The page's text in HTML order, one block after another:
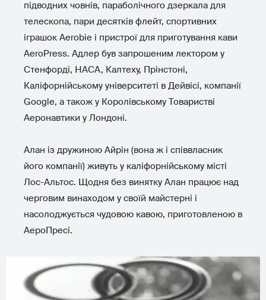
підводних човнів, параболічного дзеркала для
телескопа, пари десятків флейт, спортивних
іграшок Aerobie і пристрої для приготування кави
AeroPress. Адлер був запрошеним лектором у
Стенфорді, НАСА, Калтеху, Прінстоні,
Каліфорнійському університеті в Дейвісі, компанії
Google, а також у Королівському Товаристві
Аеронавтики у Лондоні.
Алан із дружиною Айрін (вона ж і співвласник
його компанії) живуть у каліфорнійському місті
Лос-Альтос. Щодня без винятку Алан працює над
черговим винаходом у своїй майстерні і
насолоджується чудовою кавою, приготовленою в
АероПресі.